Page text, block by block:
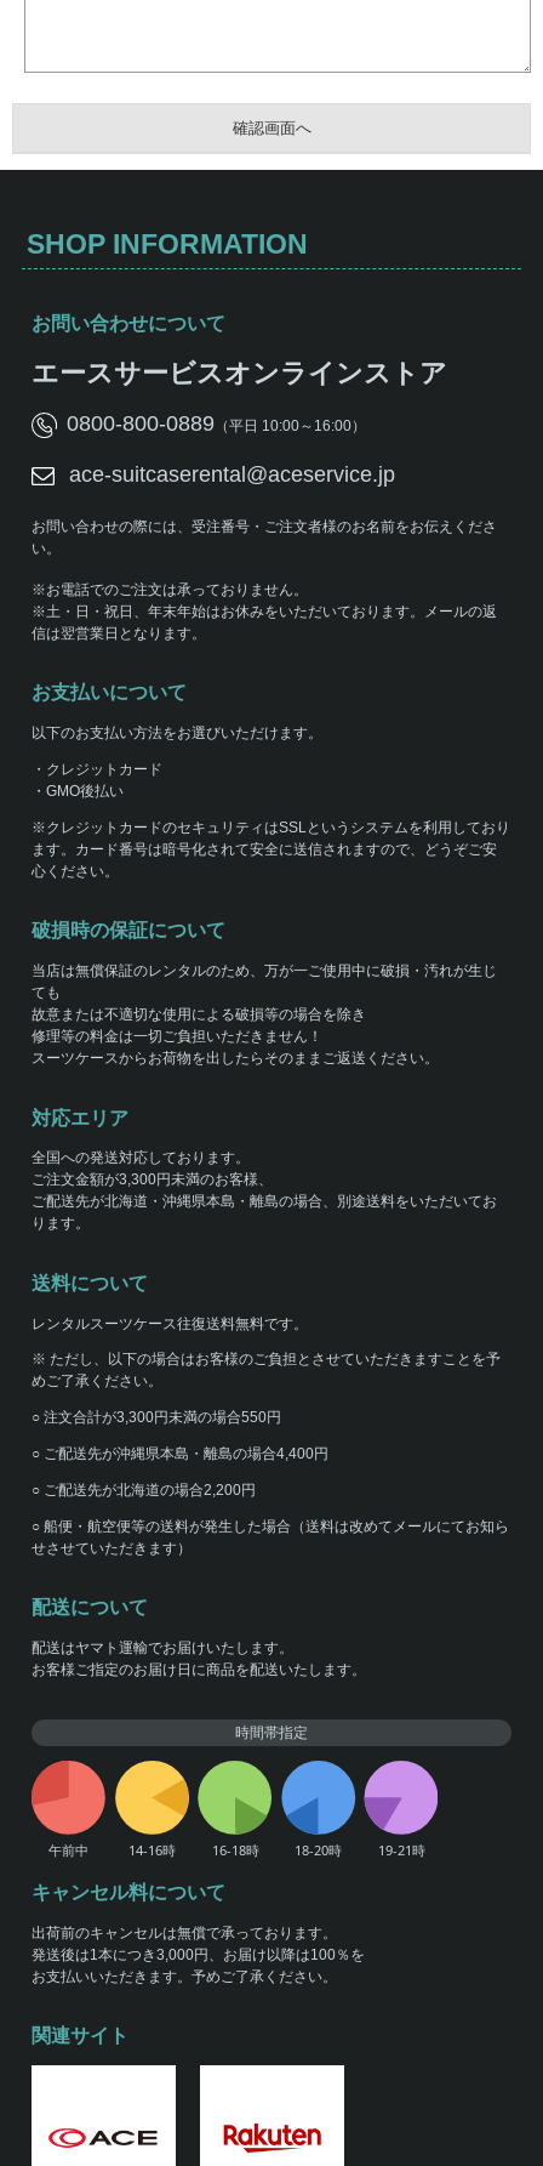
SHOP INFORMATION
お問い合わせについて
エースサービスオンラインストア
0800-800-0889（平日 10:00～16:00）
ace-suitcaserental@aceservice.jp
お問い合わせの際には、受注番号・ご注文者様のお名前をお伝えくださ
い。
※お電話でのご注文は承っておりません。
※土・日・祝日、年末年始はお休みをいただいております。メールの返
信は翌営業日となります。
お支払いについて
以下のお支払い方法をお選びいただけます。
・クレジットカード
・GMO後払い
※クレジットカードのセキュリティはSSLというシステムを利用しており
ます。カード番号は暗号化されて安全に送信されますので、どうぞご安
心ください。
破損時の保証について
当店は無償保証のレンタルのため、万が一ご使用中に破損・汚れが生じ
ても
故意または不適切な使用による破損等の場合を除き
修理等の料金は一切ご負担いただきません！
スーツケースからお荷物を出したらそのままご返送ください。
対応エリア
全国への発送対応しております。
ご注文金額が3,300円未満のお客様、
ご配送先が北海道・沖縄県本島・離島の場合、別途送料をいただいてお
ります。
送料について
レンタルスーツケース往復送料無料です。
※ ただし、以下の場合はお客様のご負担とさせていただきますことを予
めご了承ください。
○ 注文合計が3,300円未満の場合550円
○ ご配送先が沖縄県本島・離島の場合4,400円
○ ご配送先が北海道の場合2,200円
○ 船便・航空便等の送料が発生した場合（送料は改めてメールにてお知ら
せさせていただきます）
配送について
配送はヤマト運輸でお届けいたします。
お客様ご指定のお届け日に商品を配送いたします。
時間帯指定
キャンセル料について
出荷前のキャンセルは無償で承っております。
発送後は1本につき3,000円、お届け以降は100％を
お支払いいただきます。予めご了承ください。
関連サイト